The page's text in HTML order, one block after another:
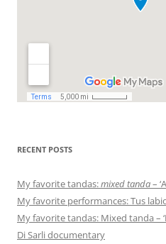
RECENT POSTS
My favorite tandas:mixed tanda–
My favorite performances: Tus
My favorite tandas: Mixed tanda –
Di Sarli documentary